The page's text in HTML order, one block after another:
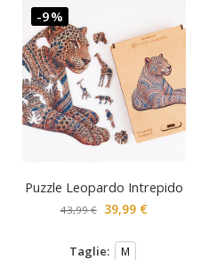
-9%
Puzzle Leopardo Intrepido
43,99€ 39,99 €
Taglie: M